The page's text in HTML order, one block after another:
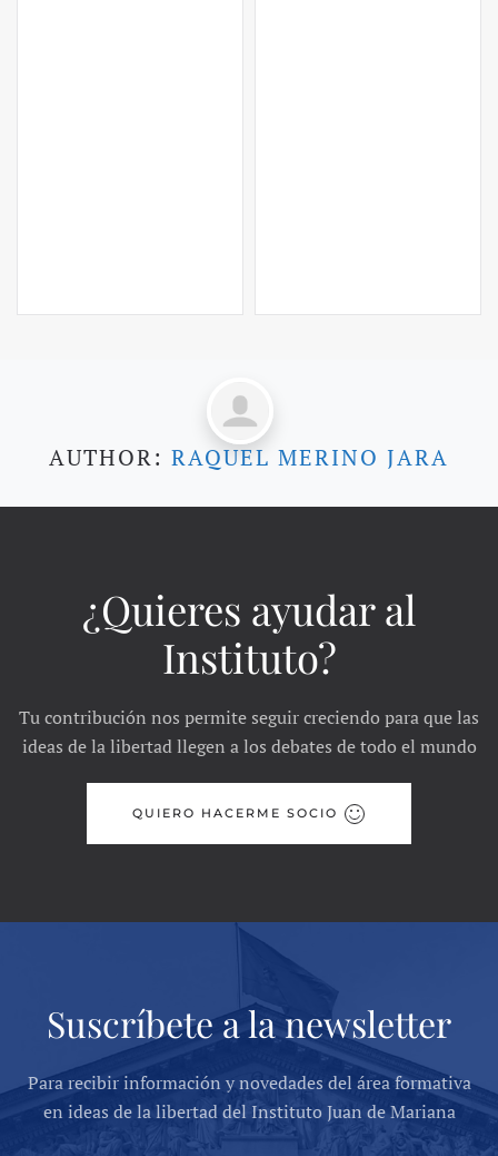
AUTHOR: RAQUEL MERINO JARA
¿Quieres ayudar al
Instituto?
Tu contribución nos permite seguir creciendo para que las
ideas de la libertad llegen a los debates de todo el mundo
QUIERO HACERME SOCIO
Suscríbete a la newsletter
Para recibir información y novedades del área formativa
en ideas de la libertad del Instituto Juan de Mariana